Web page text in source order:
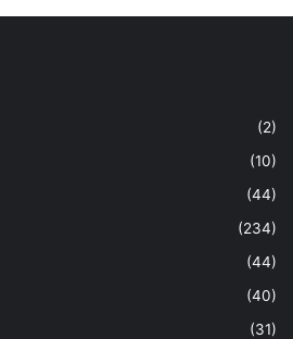
(2)
(10)
(44)
(234)
(44)
(40)
(31)